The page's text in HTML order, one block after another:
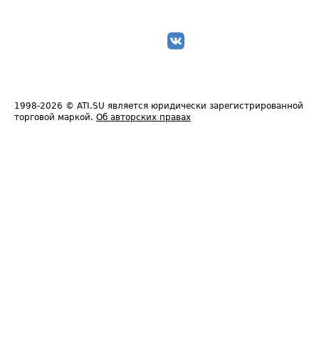
1998-2026 © ATI.SU является юридически зарегистрированной
торговой маркой. Об авторских правах